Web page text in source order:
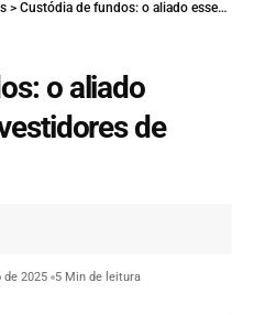
> Custódia de fundos: o aliado essencial para investidores de sucesso
o aliado
de
de 2025 5 Min de leitura